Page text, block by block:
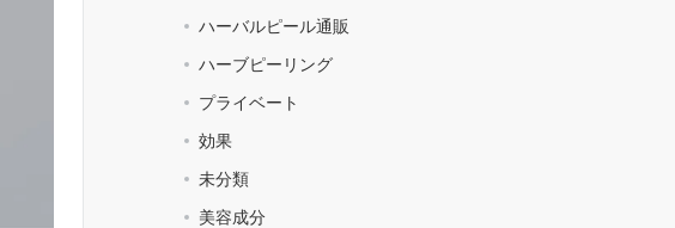
ハーバルピール通販
ハーブピーリング
プライベート
効果
未分類
美容成分